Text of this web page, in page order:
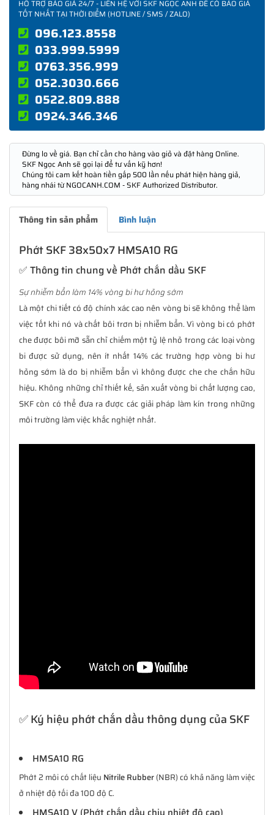
HỖ TRỢ BÁO GIÁ 24/7 - LIÊN HỆ VỚI SKF NGỌC ANH ĐỂ CÓ BÁO GIÁ
TỐT NHẤT TẠI THỜI ĐIỂM (HOTLINE / SMS / ZALO)
096.123.8558
033.999.5999
0763.356.999
052.3030.666
0522.809.888
0924.346.346
Đừng lo về giá. Bạn chỉ cần cho hàng vào giỏ và đặt hàng Online.
SKF Ngọc Anh sẽ gọi lại để tư vấn kỹ hơn!
Chúng tôi cam kết hoàn tiền gấp 500 lần nếu phát hiện hàng giả,
hàng nhái từ NGOCANH.COM - SKF Authorized Distributor.
Thông tin sản phẩm Bình luận
Phớt SKF 38x50x7 HMSA10 RG
✅ Thông tin chung về Phớt chắn dầu SKF
Sự nhiễm bẩn làm 14% vòng bi hư hỏng sớm
Là một chi tiết có độ chính xác cao nên vòng bi sẽ không thể làm
việc tốt khi nó và chất bôi trơn bị nhiễm bẩn. Vì vòng bi có phớt
che được bôi mỡ sẵn chỉ chiếm một tỷ lệ nhỏ trong các loại vòng
bi được sử dụng, nên ít nhất 14% các trường hợp vòng bi hư
hỏng sớm là do bị nhiễm bẩn vì không được che che chắn hữu
hiệu. Không những chỉ thiết kế, sản xuất vòng bi chất lượng cao,
SKF còn có thể đưa ra được các giải pháp làm kín trong những
môi trường làm việc khắc nghiệt nhất.
✅ Ký hiệu phớt chắn dầu thông dụng của SKF
HMSA10 RG
Phớt 2 môi có chất liệu Nitrile Rubber(NBR) có khả năng làm việc
ở nhiệt độ tối đa 100 độ C.